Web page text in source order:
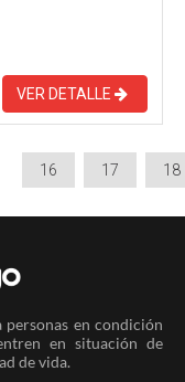
VER DETALLE
16 17 18
en condición
en situación de
de vida.